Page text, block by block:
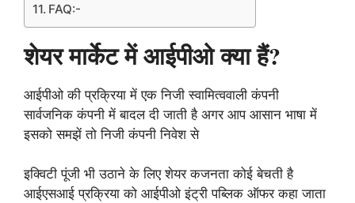
FAQ:-
शेयर मार्केट में आईपीओ क्या हैं?
आईपीओ की प्रक्रिया में एक निजी स्वामित्ववाली कंपनी
सार्वजनिक कंपनी में बादल दी जाती है अगर आप आसान भाषा में
इसको समझें तो निजी कंपनी निवेश से
इक्विटी पूंजी भी उठाने के लिए शेयर कजनता कोई बेचती है
आईएसआई प्रक्रिया को आईपीओ इंट्री पब्लिक ऑफर कहा जाता